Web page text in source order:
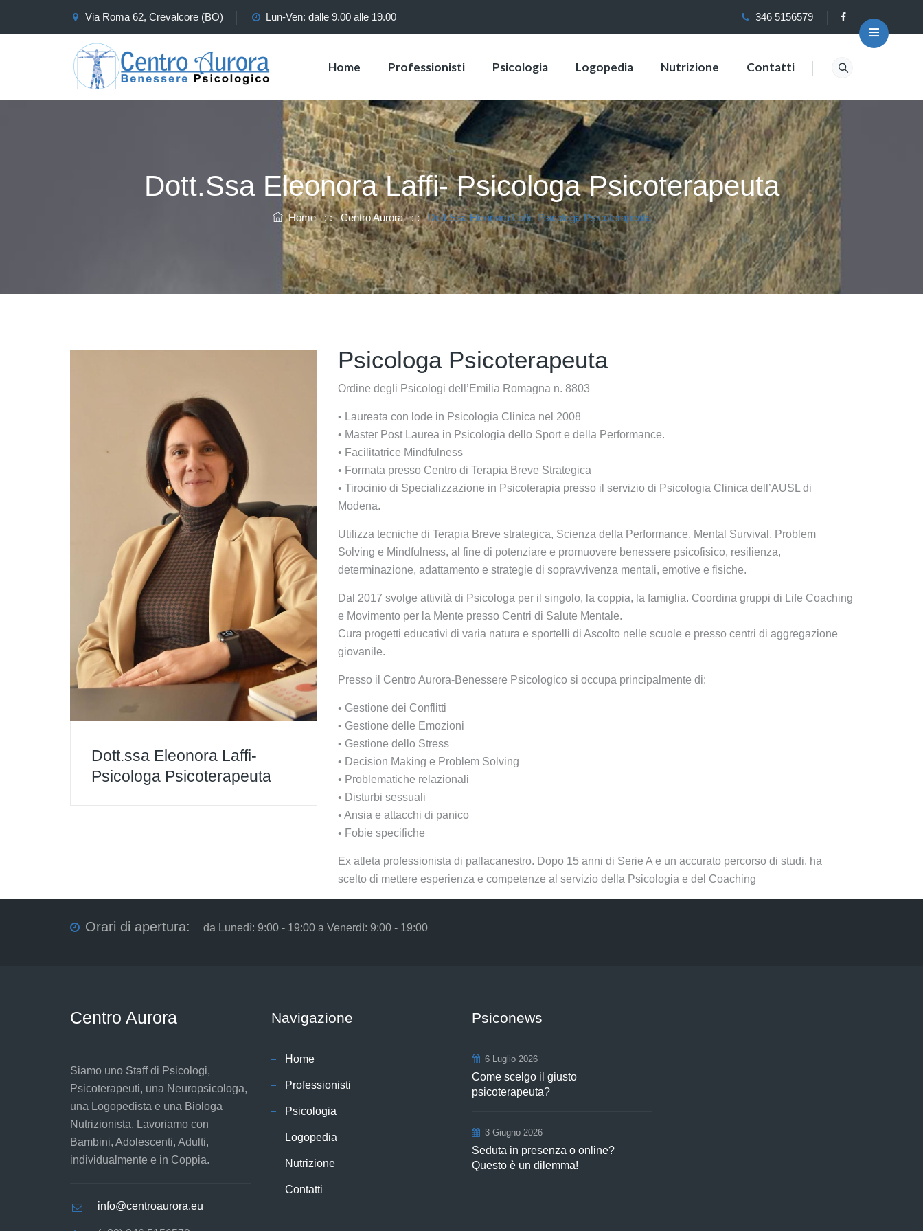
Via Roma 62, Crevalcore (BO) Lun-Ven: dalle 9.00 alle 19.00 346 5156579
Home Professionisti Psicologia Logopedia Nutrizione Contatti
Dott.ssa Eleonora Laffi- Psicologa Psicoterapeuta
Home: :Centro Aurora: :Dott.ssa Eleonora Laffi- Psicologa Psicoterapeuta
Dott.ssa Eleonora Laffi-
Psicologa Psicoterapeuta
Psicologa Psicoterapeuta
Ordine degli Psicologi dell’Emilia Romagna n. 8803
• Laureata con lode in Psicologia Clinica nel 2008
• Master Post Laurea in Psicologia dello Sport e della Performance.
• Facilitatrice Mindfulness
• Formata presso Centro di Terapia Breve Strategica
• Tirocinio di Specializzazione in Psicoterapia presso il servizio di Psicologia Clinica dell’AUSL di
Modena.
Utilizza tecniche di Terapia Breve strategica, Scienza della Performance, Mental Survival, Problem
Solving e Mindfulness, al fine di potenziare e promuovere benessere psicofisico, resilienza,
determinazione, adattamento e strategie di sopravvivenza mentali, emotive e fisiche.
Dal 2017 svolge attività di Psicologa per il singolo, la coppia, la famiglia. Coordina gruppi di Life Coaching
e Movimento per la Mente presso Centri di Salute Mentale.
Cura progetti educativi di varia natura e sportelli di Ascolto nelle scuole e presso centri di aggregazione
giovanile.
Presso il Centro Aurora-Benessere Psicologico si occupa principalmente di:
• Gestione dei Conflitti
• Gestione delle Emozioni
• Gestione dello Stress
• Decision Making e Problem Solving
• Problematiche relazionali
• Disturbi sessuali
• Ansia e attacchi di panico
• Fobie specifiche
Ex atleta professionista di pallacanestro. Dopo 15 anni di Serie A e un accurato percorso di studi, ha
scelto di mettere esperienza e competenze al servizio della Psicologia e del Coaching
Orari di apertura: da Lunedì: 9:00 - 19:00 a Venerdì: 9:00 - 19:00
Centro Aurora
Siamo uno Staff di Psicologi,
Psicoterapeuti, una Neuropsicologa,
una Logopedista e una Biologa
Nutrizionista. Lavoriamo con
Bambini, Adolescenti, Adulti,
individualmente e in Coppia.
info@centroaurora.eu
Navigazione
Home
Professionisti
Psicologia
Logopedia
Nutrizione
Contatti
Psiconews
6 Luglio 2026
Come scelgo il giusto
psicoterapeuta?
3 Giugno 2026
Seduta in presenza o online?
Questo è un dilemma!